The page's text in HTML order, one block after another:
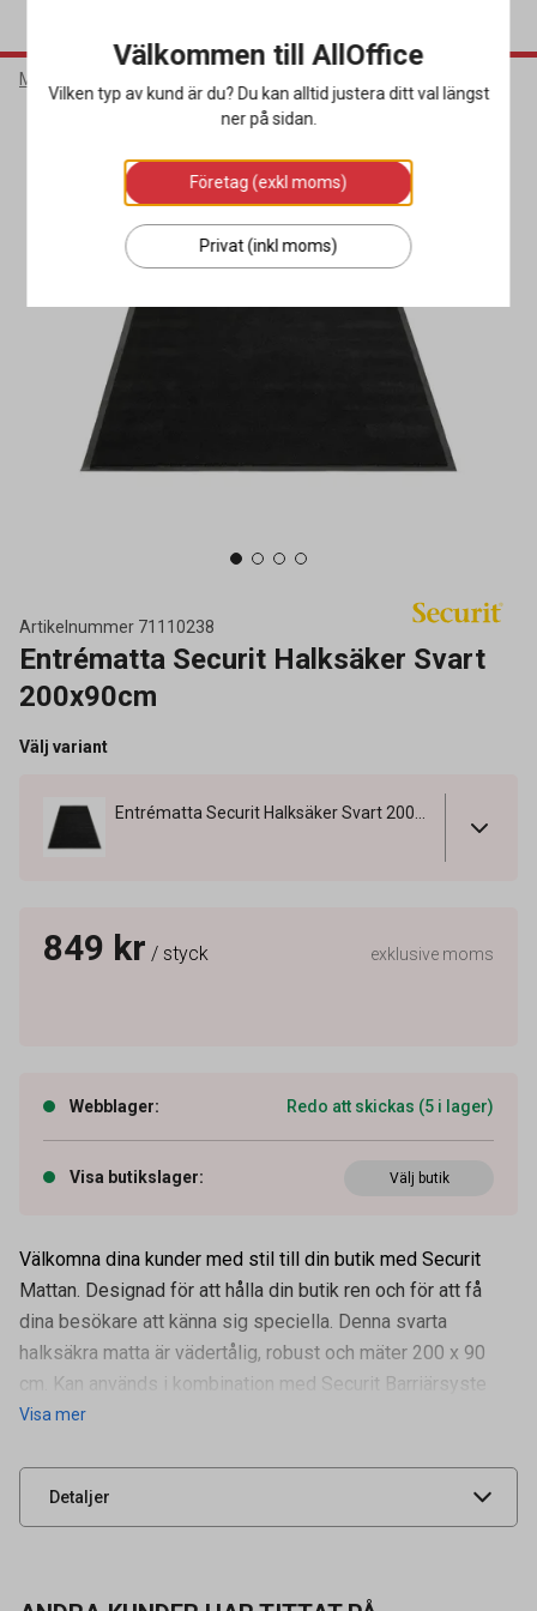
Möbler & Inredning
Artikelnummer 71110238
Entrématta Securit Halksäker Svart
200x90cm
Välj variant
849 kr / styck exklusive moms
Webblager: Redo att skickas (5 i lager)
Visa butikslager: Välj butik
Välkomna dina kunder med stil till din butik med Securit
Mattan. Designad för att hålla din butik ren och för att få
dina besökare att känna sig speciella. Denna svarta
halksäkra matta är vädertålig, robust och mäter 200 x 90
cm. Kan används i kombination med Securit Barriärsyste
Visa mer
Detaljer
Artikelnummer 71110238
Leverantörens
UNSPSC 52101500
Välkommen till AllOffice
Vilken typ av kund är du? Du kan alltid justera ditt val längst
ner på sidan.
Företag (exkl moms)
Privat (inkl moms)